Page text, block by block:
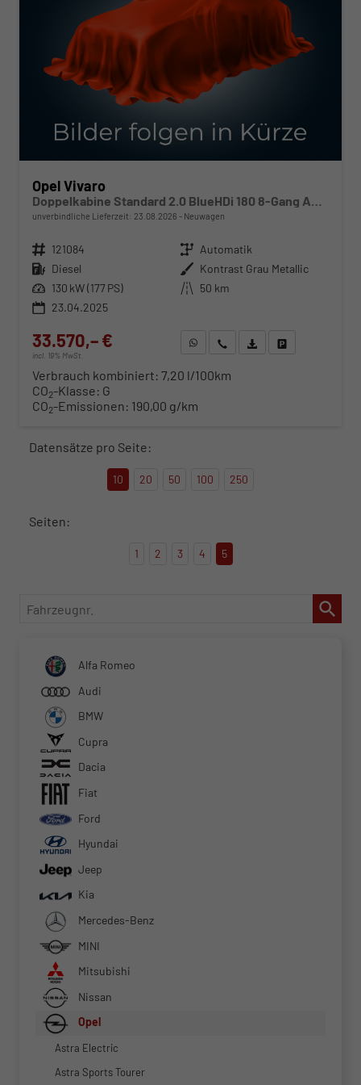
Opel Vivaro
Doppelkabine Standard 2.0 BlueHDi 180 8-Gang Automatikgetriebe
unverbindliche Lieferzeit: 23.08.2026 Neuwagen
Fahrzeugnr. 121084 Getriebe Automatik
Kraftstoff Diesel Außenfarbe Kontrast Grau Metallic
Leistung 130 kW (177 PS) Kilometerstand 50 km
23.04.2025
33.570,– €
incl. 19% MwSt.
WhatsApp anfragen
Wir rufen Sie anFahrzeugexposé (PDF)
Verbrauch kombiniert: 7,20 l/100km
CO2-Klasse: G
CO2-Emissionen: 190,00 g/km
Datensätze pro Seite:
10 20 50 100 250
Seiten:
1 2 3 4 5
Fahrzeugnr.
Alfa Romeo
Audi
BMW
Cupra
Dacia
Fiat
Ford
Hyundai
Jeep
Kia
Mercedes-Benz
MINI
Mitsubishi
Nissan
Opel
Astra Electric
Astra Sports Tourer